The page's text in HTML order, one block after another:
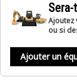
Ajoutez
ou si
Ajouter un